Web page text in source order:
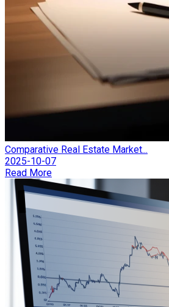
Comparative Real Estate Market...
2025-10-07
Read More